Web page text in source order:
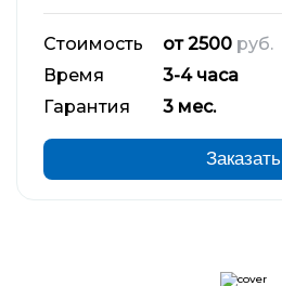
Стоимость от 2500 руб.
Время
3-4 часа
Гарантия
3 мес.
Заказать